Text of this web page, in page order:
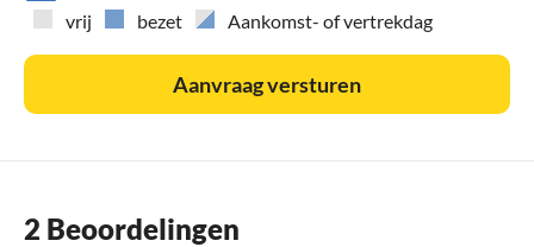
vrij
bezet Aankomst- of vertrekdag
Aanvraag versturen
2 Beoordelingen